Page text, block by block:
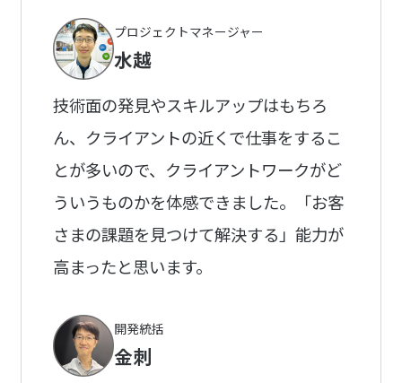
プロジェクトマネージャー
水越
技術面の発見やスキルアップはもちろ
ん、クライアントの近くで仕事をするこ
とが多いので、クライアントワークがど
ういうものかを体感できました。「お客
さまの課題を見つけて解決する」能力が
高まったと思います。
開発統括
金刺